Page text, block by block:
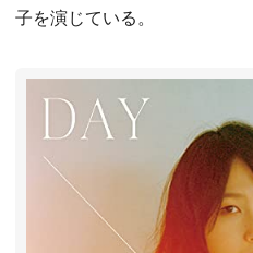
子を演じている。